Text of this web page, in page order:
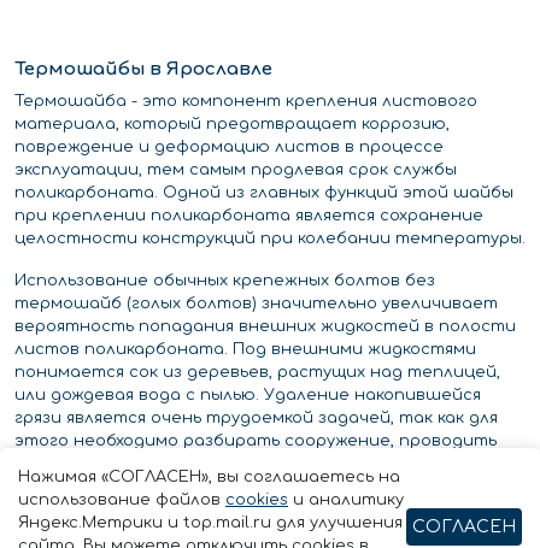
Термошайбы в Ярославле
Термошайба - это компонент крепления листового
материала, который предотвращает коррозию,
повреждение и деформацию листов в процессе
эксплуатации, тем самым продлевая срок службы
поликарбоната. Одной из главных функций этой шайбы
при креплении поликарбоната является сохранение
целостности конструкций при колебании температуры.
Использование обычных крепежных болтов без
термошайб (голых болтов) значительно увеличивает
вероятность попадания внешних жидкостей в полости
листов поликарбоната. Под внешними жидкостями
понимается сок из деревьев, растущих над теплицей,
или дождевая вода с пылью. Удаление накопившейся
грязи является очень трудоемкой задачей, так как для
этого необходимо разбирать сооружение, проводить
очень мало людей занимается подобной чисткой,
поэтому эти жидкости остаются в листах навсегда.
Это приводит к ухудшению свойств материала и его
Нажимая «СОГЛАСЕН», вы соглашаетесь на
использование файлов cookies и аналитику
Яндекс.Метрики и top.mail.ru для улучшения
СОГЛАСЕН